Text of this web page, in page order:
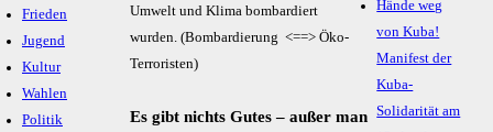
Frieden
Jugend
Kultur
Wahlen
Politik
Umwelt und Klima bombardiert
wurden. (Bombardierung <==> Öko-
Terroristen)
Es gibt nichts Gutes – außer man
Hände weg
von Kuba!
Manifest der
Kuba-
Solidarität am